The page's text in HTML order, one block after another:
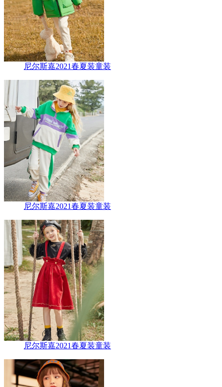
尼尔斯嘉2021春夏装童装
尼尔斯嘉2021春夏装童装
尼尔斯嘉2021春夏装童装